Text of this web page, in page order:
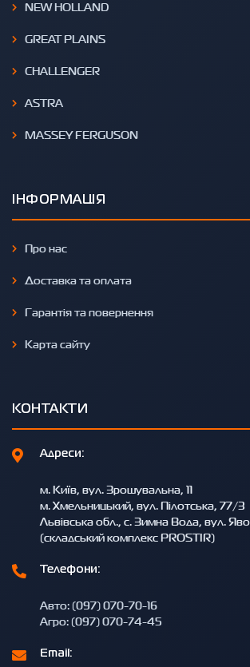
NEW HOLLAND
GREAT PLAINS
CHALLENGER
ASTRA
MASSEY FERGUSON
ІНФОРМАЦІЯ
Про нас
Доставка та оплата
Гарантія та повернення
Карта сайту
КОНТАКТИ
Адреси:
м. Київ, вул. Зрошувальна, 11
м. Хмельницький, вул. Пілотська, 77/3
Львівська обл., с. Зимна Вода, вул.
(складський комплекс PROSTIR)
Телефони:
Авто: (097) 070-70-16
Агро: (097) 070-74-45
Email: